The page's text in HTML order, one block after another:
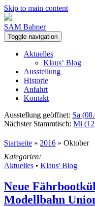
Skip to main content
SAM Bahner
Toggle navigation
Aktuelles
Klaus‘ Blog
Ausstellung
Historie
Anfahrt
Kontakt
Ausstellung geöffnet: Sa
Nächster Stammtisch: Mi
Startseite » 2016 » Oktober
Kategorien:
Aktuelles • Klaus' Blog
Neue
Modellbahn